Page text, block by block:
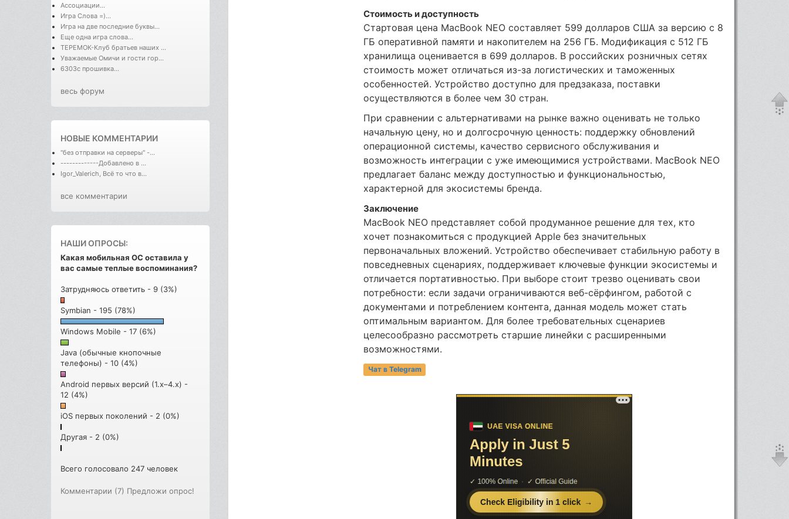
Ассоциации...
Игра Слова =)...
Игра на две последние буквы...
Еще одна игра слова...
ТЕРЕМОК-Клуб братьев наших ...
Уважаемые Омичи и гости гор...
6303с прошивка...
весь форум
НОВЫЕ КОММЕНТАРИИ
"без отправки на серверы" -...
-------------Добавлено в ...
Igor_Valerich, Всё то что в...
все комментарии
НАШИ ОПРОСЫ:
Какая мобильная ОС оставила у
вас самые теплые воспоминания?
Затрудняюсь ответить - 9 (3%)
Symbian - 195 (78%)
Windows Mobile - 17 (6%)
Java (обычные кнопочные
телефоны) - 10 (4%)
Android первых версий (1.x–4.x) -
12 (4%)
iOS первых поколений - 2 (0%)
Другая - 2 (0%)
Всего голосовало 247 человек
Комментарии (7) Предложи опрос!
Стоимость и доступность
Стартовая цена MacBook NEO составляет 599 долларов США за версию с 8
ГБ оперативной памяти и накопителем на 256 ГБ. Модификация с 512 ГБ
хранилища оценивается в 699 долларов. В российских розничных сетях
стоимость может отличаться из-за логистических и таможенных
особенностей. Устройство доступно для предзаказа, поставки
осуществляются в более чем 30 стран.
При сравнении с альтернативами на рынке важно оценивать не только
начальную цену, но и долгосрочную ценность: поддержку обновлений
операционной системы, качество сервисного обслуживания и
возможность интеграции с уже имеющимися устройствами. MacBook NEO
предлагает баланс между доступностью и функциональностью,
характерной для экосистемы бренда.
Заключение
MacBook NEO представляет собой продуманное решение для тех, кто
хочет познакомиться с продукцией Apple без значительных
первоначальных вложений. Устройство обеспечивает стабильную работу в
повседневных сценариях, поддерживает ключевые функции экосистемы и
отличается портативностью. При выборе стоит трезво оценивать свои
потребности: если задачи ограничиваются веб-сёрфингом, работой с
документами и потреблением контента, данная модель может стать
оптимальным вариантом. Для более требовательных сценариев
целесообразно рассмотреть старшие линейки с расширенными
возможностями.
Чат в Telegram